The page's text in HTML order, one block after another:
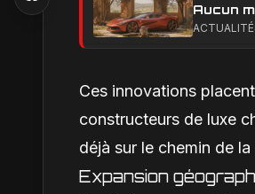
Aucun
Ces innovations
constructeurs de luxe
déjà sur le chemin de
Expansion